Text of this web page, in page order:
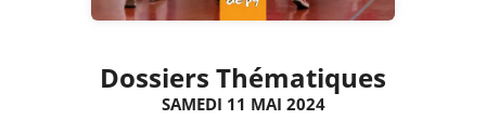
Dossiers Thématiques
SAMEDI 11 MAI 2024